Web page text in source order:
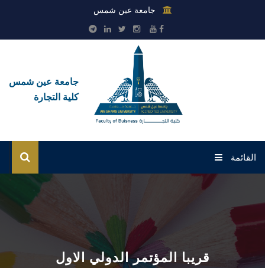
جامعة عين شمس
جامعة عين شمس
كلية التجارة
القائمة
عن الكلية
القطاعات قريبا المؤتمر الدولي الاول